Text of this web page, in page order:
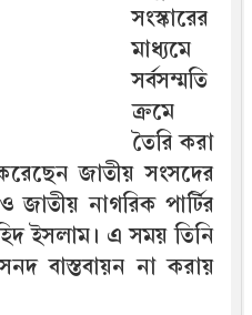
সংস্কারের
মাধ্যমে
সর্বসম্মতি
ক্রমে
তৈরি করা
জাতীয় সংসদের
নাগরিক পার্টির
ইসলাম। এ সময় তিনি
বাস্তবায়ন না করায়